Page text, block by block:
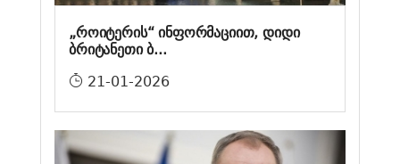
„როიტერის“ ინფორმაციით, დიდი
ბრიტანეთი ბ...
21-01-2026